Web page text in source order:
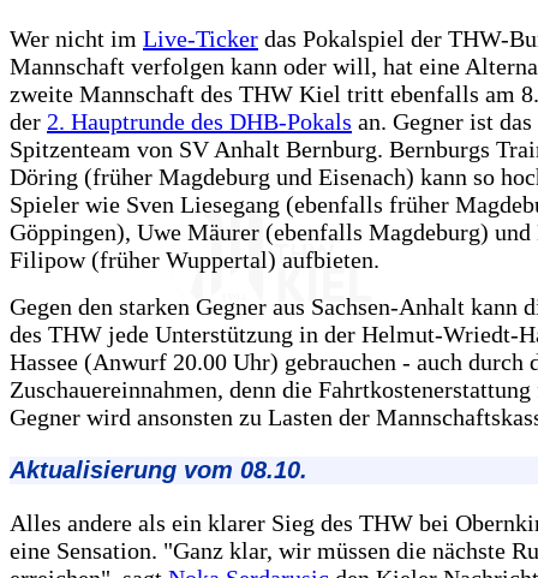
Wer nicht im Live-Ticker das Pokalspiel der THW-
Mannschaft verfolgen kann oder will, hat eine
zweite Mannschaft des THW Kiel tritt ebenfalls am
der 2. Hauptrunde des DHB-Pokals an. Gegner ist
Spitzenteam von SV Anhalt Bernburg. Bernburgs
Döring (früher Magdeburg und Eisenach) kann so
Spieler wie Sven Liesegang (ebenfalls früher
Göppingen), Uwe Mäurer (ebenfalls Magdeburg)
Filipow (früher Wuppertal) aufbieten.
Gegen den starken Gegner aus Sachsen-Anhalt kann
des THW jede Unterstützung in der Helmut-Wriedt-
Hassee (Anwurf 20.00 Uhr) gebrauchen - auch durch
Zuschauereinnahmen, denn die
Gegner wird ansonsten zu Lasten der
Aktualisierung vom 08.10.
Alles andere als ein klarer Sieg des THW bei
eine Sensation. "Ganz klar, wir müssen die nächste